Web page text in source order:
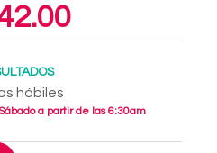
hábiles
a partir de las 6:30am